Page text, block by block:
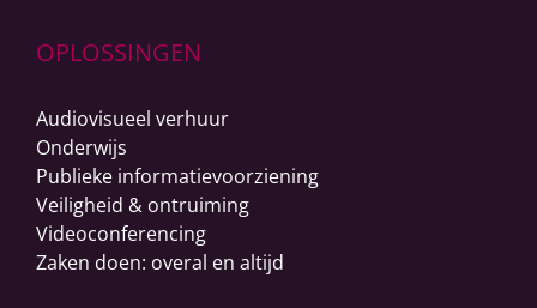
OPLOSSINGEN
Audiovisueel verhuur
Onderwijs
Publieke informatievoorziening
Veiligheid & ontruiming
Videoconferencing
Zaken doen: overal en altijd